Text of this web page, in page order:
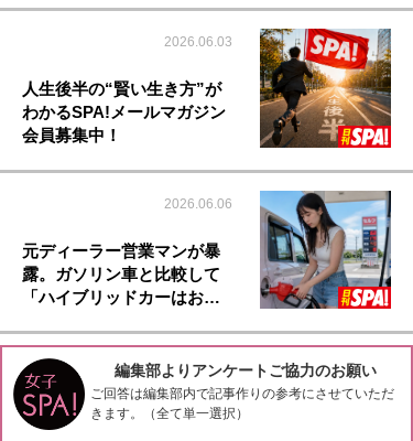
2026.06.03
人生後半の“賢い生き方”が
わかるSPA!メールマガジン
会員募集中！
2026.06.06
元ディーラー営業マンが暴
露。ガソリン車と比較して
「ハイブリッドカーはお…